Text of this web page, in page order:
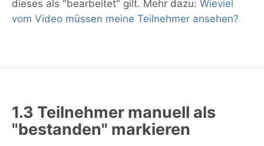
dieses als "bearbeitet" gilt. Mehr dazu: Wieviel
vom Video müssen meine Teilnehmer ansehen?
1.3 Teilnehmer manuell als
"bestanden" markieren